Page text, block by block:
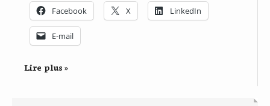
Facebook X LinkedIn
E-mail
Lire plus »